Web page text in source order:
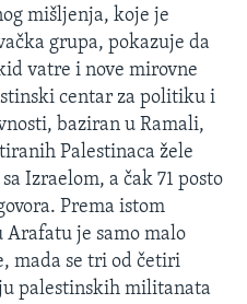
mišljenja, koje je
grupa, pokazuje da
vatre i nove mirovne
centar za politiku i
baziran u Ramali,
Palestinaca žele
Izraelom, a čak 71 posto
Prema istom
je samo malo
mada se tri od četiri
palestinskih militanata